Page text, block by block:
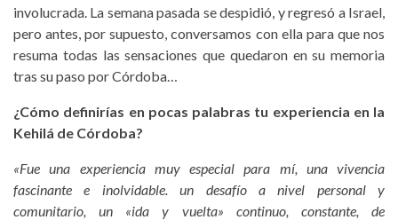
involucrada. La semana pasada se despidió, y regresó a Israel,
pero antes, por supuesto, conversamos con ella para que nos
resuma todas las sensaciones que quedaron en su memoria
tras su paso por Córdoba…
¿Cómo definirías en pocas palabras tu experiencia en la
Kehilá de Córdoba?
«Fue una experiencia muy especial para mí, una vivencia
fascinante e inolvidable. un desafío a nivel personal y
comunitario, un «ida y vuelta» continuo, constante, de